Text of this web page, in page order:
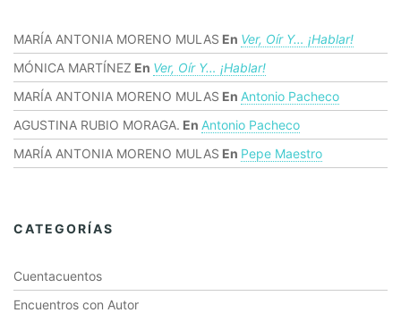
MARÍA ANTONIA MORENO MULAS En Ver, Oír Y… ¡hablar!
MÓNICA MARTÍNEZ En Ver, Oír Y… ¡hablar!
MARÍA ANTONIA MORENO MULAS En Antonio Pacheco
AGUSTINA RUBIO MORAGA. En Antonio Pacheco
MARÍA ANTONIA MORENO MULAS En Pepe Maestro
CATEGORÍAS
Cuentacuentos
Encuentros con Autor